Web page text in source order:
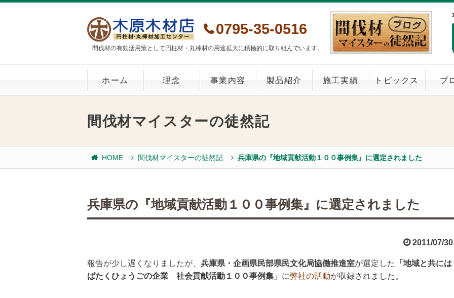
間伐材の有効活用策として円柱材・丸棒材の用途拡大に積極的に取り組んでいます。
0795-35-0516
ホーム 理念 事業内容 製品紹介 施工実績 トピックス ブ
間伐材マイスターの徒然記
HOME 間伐材マイスターの徒然記 兵庫県の『地域貢献活動１００事例集』に選定されました
兵庫県の『地域貢献活動１００事例集』に選定されました
2011/07/30
報告が少し遅くなりましたが、 兵庫県・企画県民部県民文化局協働推進室が選定した
「地域と共には
ばたくひょうごの企業 社会貢献活動１００事例集」 に弊社の活動が収録されました。